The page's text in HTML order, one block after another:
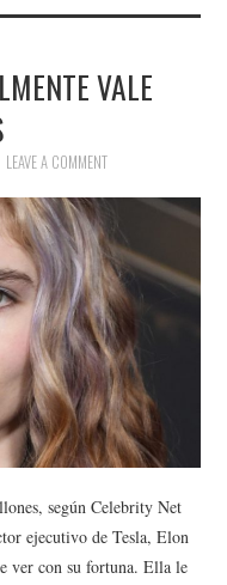
VALE
LEAVE A COMMENT
según Celebrity Net
ejecutivo de Tesla, Elon
ver con su fortuna. Ella le